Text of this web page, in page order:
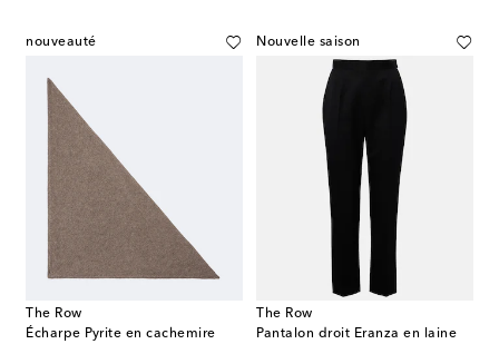
nouveauté
The Row
Écharpe Pyrite en cachemire
Nouvelle saison
The Row
Pantalon droit Eranza en laine